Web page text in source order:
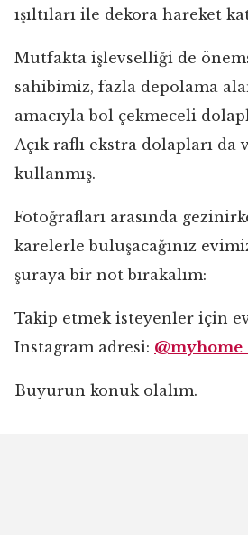
ışıltıları ile dekora hareket
Mutfakta işlevselliği de
sahibimiz, fazla depolama
amacıyla bol çekmeceli
Açık raflı ekstra dolapları da
kullanmış.
Fotoğrafları arasında
karelerle buluşacağınız
şuraya bir not bırakalım:
Takip etmek isteyenler için
Instagram adresi:
Buyurun konuk olalım.